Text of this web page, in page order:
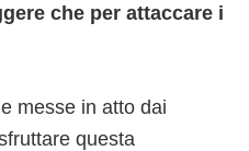
che per attaccare i
messe in atto dai
questa